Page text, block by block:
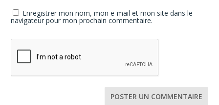
Enregistrer mon nom, mon e-mail et mon site dans le
navigateur pour mon prochain commentaire.